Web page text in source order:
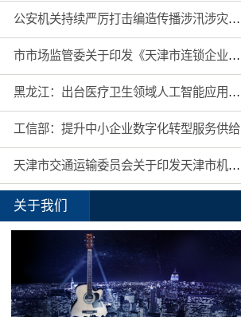
公安机关持续严厉打击编造传播涉汛涉灾网络谣言
市市场监管委关于印发《天津市连锁企业食品经营许可“先证后核”信用承诺审批实施办法》的通知
黑龙江：出台医疗卫生领域人工智能应用工作实施方案
工信部：提升中小企业数字化转型服务供给
天津市交通运输委员会关于印发天津市机动车驾驶员培训机构及教练员综合信用评价管理办法的通知
关于我们